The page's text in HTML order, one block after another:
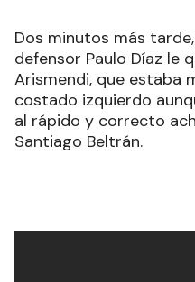
Dos minutos más
defensor Paulo Díaz le
Arismendi, que estaba
costado izquierdo
al rápido y correcto
Santiago Beltrán.